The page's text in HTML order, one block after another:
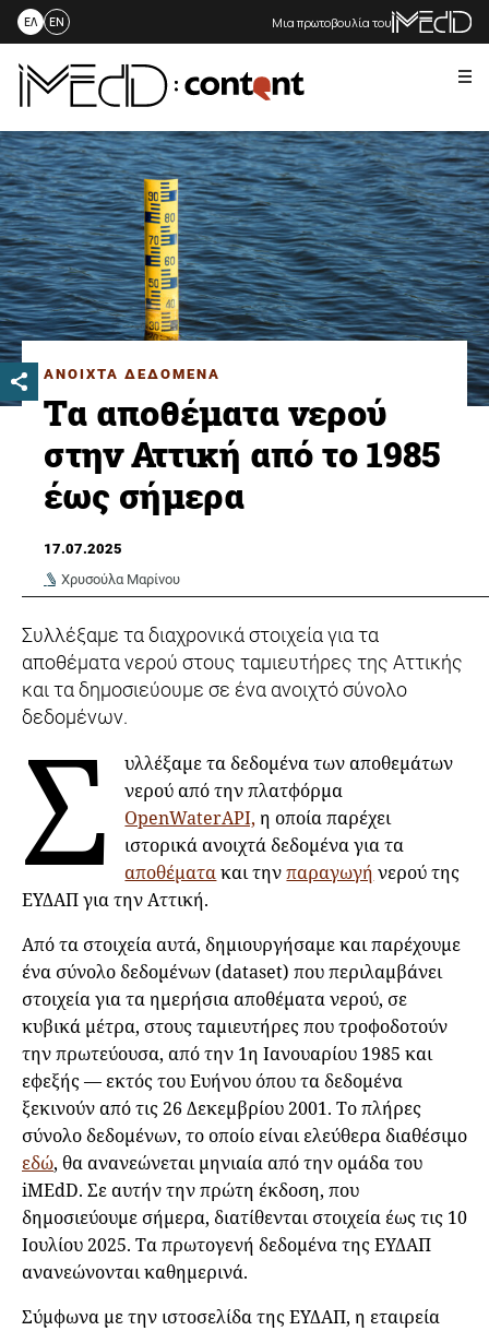
Skip
to
content
ΕΛ EN Μια πρωτοβουλία του
ΑΝΟΙΧΤΑ ΔΕΔΟΜΕΝΑ
Τα αποθέματα νερού
στην Αττική από το 1985
έως σήμερα
17.07.2025
Χρυσούλα Μαρίνου
Συλλέξαμε τα διαχρονικά στοιχεία για τα
αποθέματα νερού στους ταμιευτήρες της Αττικής
και τα δημοσιεύουμε σε ένα ανοιχτό σύνολο
δεδομένων.
Σ
υλλέξαμε τα δεδομένα των αποθεμάτων
νερού από την πλατφόρμα
OpenWaterAPI, η οποία παρέχει
ιστορικά ανοιχτά δεδομένα για τα
αποθέματακαι τηνπαραγωγή νερού της
ΕΥΔΑΠ για την Αττική.
Από τα στοιχεία αυτά, δημιουργήσαμε και παρέχουμε
ένα σύνολο δεδομένων (dataset) που περιλαμβάνει
στοιχεία για τα ημερήσια αποθέματα νερού, σε
κυβικά μέτρα, στους ταμιευτήρες που τροφοδοτούν
την πρωτεύουσα, από την 1η Ιανουαρίου 1985 και
εφεξής — εκτός του Ευήνου όπου τα δεδομένα
ξεκινούν από τις 26 Δεκεμβρίου 2001. Το πλήρες
σύνολο δεδομένων, το οποίο είναι ελεύθερα διαθέσιμο
εδώ, θα ανανεώνεται μηνιαία από την ομάδα του
iMEdD. Σε αυτήν την πρώτη έκδοση, που
δημοσιεύουμε σήμερα, διατίθενται στοιχεία έως τις 10
Ιουλίου 2025. Τα πρωτογενή δεδομένα της ΕΥΔΑΠ
ανανεώνονται καθημερινά.
Σύμφωνα με την ιστοσελίδα της ΕΥΔΑΠ, η εταιρεία